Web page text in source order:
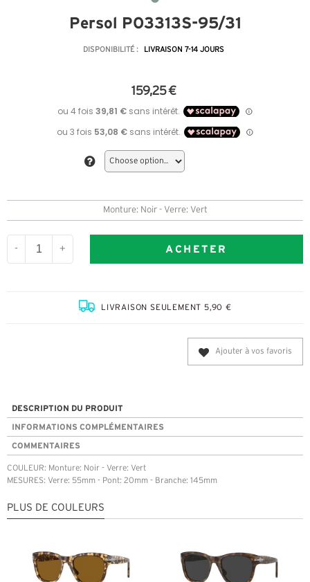
Persol PO3313S-95/31
DISPONIBILITÉ : LIVRAISON 7-14 JOURS
159,25 €
Monture: Noir - Verre: Vert
- + ACHETER
LIVRAISON SEULEMENT 5,90 €
Ajouter à vos favoris
DESCRIPTION DU PRODUIT
INFORMATIONS COMPLÉMENTAIRES
COMMENTAIRES
COULEUR: Monture: Noir - Verre: Vert
MESURES: Verre: 55mm - Pont: 20mm - Branche: 145mm
PLUS DE COULEURS